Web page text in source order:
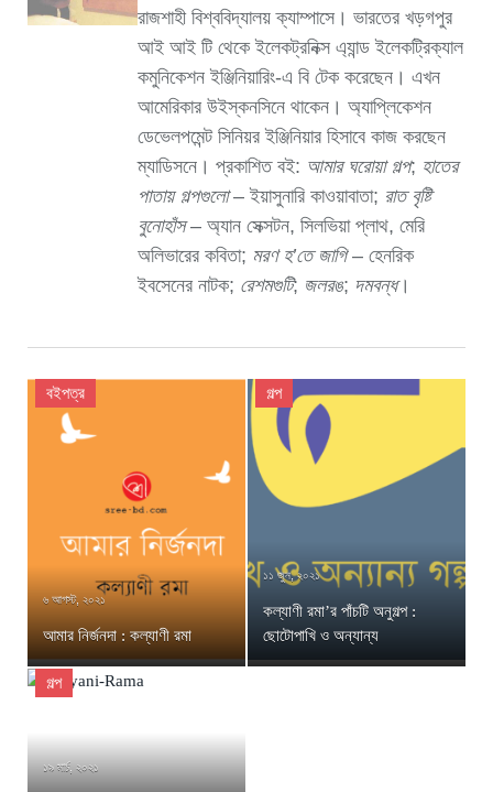
রাজশাহী বিশ্ববিদ্যালয় ক্যাম্পাসে। ভারতের খড়গপুর
আই আই টি থেকে ইলেকট্রনিক্স এ্যান্ড ইলেকট্রিক্যাল
কমুনিকেশন ইঞ্জিনিয়ারিং-এ বি টেক করেছেন। এখন
আমেরিকার উইস্কনসিনে থাকেন। অ্যাপ্লিকেশন
ডেভেলপমেন্ট সিনিয়র ইঞ্জিনিয়ার হিসাবে কাজ করছেন
ম্যাডিসনে। প্রকাশিত বই: আমার ঘরোয়া গল্প; হাতের
পাতায় গল্পগুলো– ইয়াসুনারি কাওয়াবাতা; রাত বৃষ্টি
বুনোহাঁস– অ্যান সেক্সটন, সিলভিয়া প্লাথ, মেরি
অলিভারের কবিতা; মরণ হ’তে জাগি– হেনরিক
ইবসেনের নাটক; রেশমগুটি; জলরঙ; দমবন্ধ।
বইপত্র
৬ আগস্ট, ২০২১
আমার নির্জনদা : কল্যাণী রমা
গল্প
১১ জুন, ২০২১
কল্যাণী রমা’র পাঁচটি অনুগল্প :
ছোটোপাখি ও অন্যান্য
গল্প
১৯ মার্চ, ২০২১